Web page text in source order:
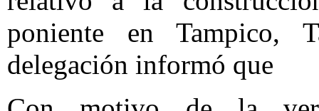
poniente en Tampico,
delegación informó que